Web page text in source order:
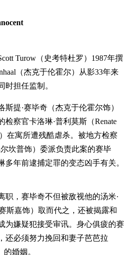
Turow（史考特杜罗）1987年撰
（杰克于伦霍尔）从影33年来
时担任监制。
提·赛毕奇（杰克于伦霍尔饰）
察官卡洛琳·普利莫斯（Renate
在寓所遭残酷虐杀。被地方检察
坎普饰）委派负责此案的赛毕
多年前逮捕定罪的变态凶手有关。
职，赛毕奇不但被敌视他的汤米·
斯嘉饰）取而代之，还被揭露和
为嫌疑犯接受审讯。身心俱疲的赛
还必须努力挽回和妻子芭芭拉
的婚姻。